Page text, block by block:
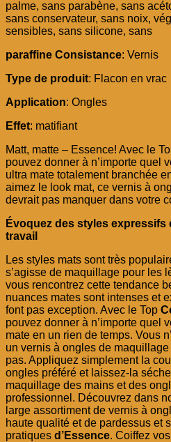
palme, sans parabène, sans
sans conservateur, sans noix,
sensibles, sans silicone, sans
paraffine Consistance: Vernis
Type de produit: Flacon en vrac
Application: Ongles
Effet: matifiant
Matt, matte – Essence! Avec le
pouvez donner à n’importe quel
ultra mate totalement branchée
aimez le look mat, ce vernis à
devrait pas manquer dans votre
Évoquez des styles expressifs
travail
Les styles mats sont très
s’agisse de maquillage pour les
vous rencontrez cette tendance
nuances mates sont intenses et
font pas exception. Avec le Top
pouvez donner à n’importe quel
mate en un rien de temps. Vous
un vernis à ongles de
pas. Appliquez simplement la
ongles préféré et laissez-la
maquillage des mains et des
professionnel. Découvrez dans
large assortiment de vernis à
haute qualité et de pardessus et
pratiques d’Essence. Coiffez